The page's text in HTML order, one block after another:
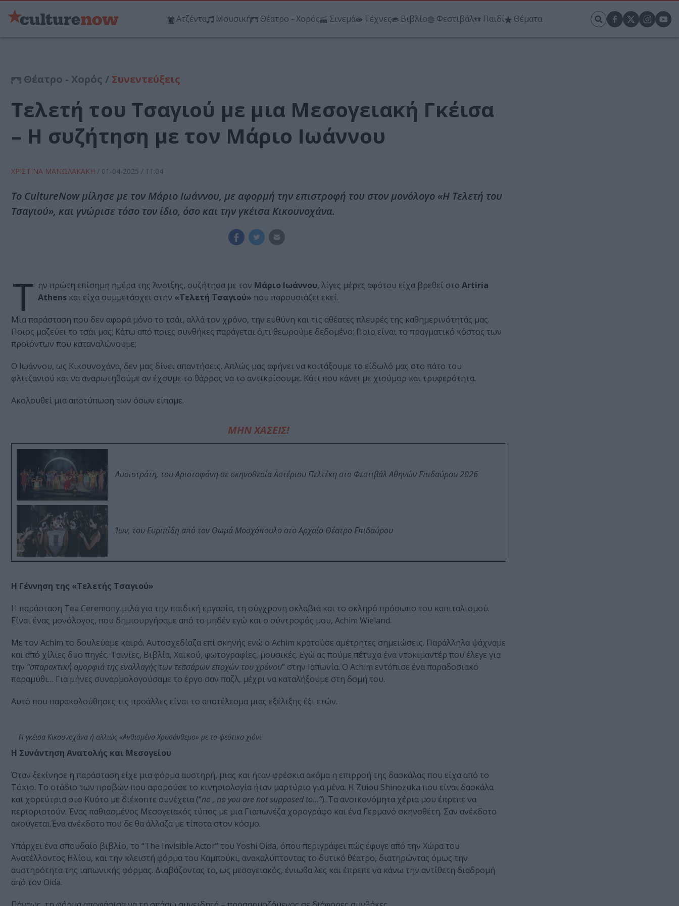
Ατζέντα Μουσική Θέατρο - Χορός Σινεμά Τέχνες Βιβλίο Φεστιβάλ Παιδί Θέματα
Θέατρο - Χορός / Συνεντεύξεις
Τελετή του Τσαγιού με μια Μεσογειακή Γκέισα
– Η συζήτηση με τον Μάριο Ιωάννου
ΧΡΙΣΤΙΝΑ ΜΑΝΩΛΑΚΑΚΗ / 01-04-2025 / 11:04
Το CultureNow μίλησε με τον Μάριο Ιωάννου, με αφορμή την επιστροφή του στον μονόλογο «Η Τελετή του
Τσαγιού», και γνώρισε τόσο τον ίδιο, όσο και την γκέισα Κικουνοχάνα.
Τ ην πρώτη επίσημη ημέρα της Άνοιξης, συζήτησα με τον Μάριο Ιωάννου, λίγες μέρες αφότου είχα βρεθεί στο Artiria
Athens και είχα συμμετάσχει στην «Τελετή Τσαγιού» που παρουσιάζει εκεί.
Μια παράσταση που δεν αφορά μόνο το τσάι, αλλά τον χρόνο, την ευθύνη και τις αθέατες πλευρές της καθημερινότητάς μας.
Ποιος μαζεύει το τσάι μας; Κάτω από ποιες συνθήκες παράγεται ό,τι θεωρούμε δεδομένο; Ποιο είναι το πραγματικό κόστος των
προϊόντων που καταναλώνουμε;
Ο Ιωάννου, ως Κικουνοχάνα, δεν μας δίνει απαντήσεις. Απλώς μας αφήνει να κοιτάξουμε το είδωλό μας στο πάτο του
φλιτζανιού και να αναρωτηθούμε αν έχουμε το θάρρος να το αντικρίσουμε. Κάτι που κάνει με χιούμορ και τρυφερότητα.
Ακολουθεί μια αποτύπωση των όσων είπαμε.
ΜΗΝ ΧΑΣΕΙΣ!
Λυσιστράτη, του Αριστοφάνη σε σκηνοθεσία Αστέριου Πελτέκη στο Φεστιβάλ Αθηνών Επιδαύρου 2026
Ίων, του Ευριπίδη από τον Θωμά Μοσχόπουλο στο Αρχαίο Θέατρο Επιδαύρου
Η Γέννηση της «Τελετής Τσαγιού»
Η παράσταση Tea Ceremony μιλά για την παιδική εργασία, τη σύγχρονη σκλαβιά και το σκληρό πρόσωπο του καπιταλισμού.
Είναι ένας μονόλογος, που δημιουργήσαμε από το μηδέν εγώ και ο σύντροφός μου, Achim Wieland.
Με τον Achim το δουλεύαμε καιρό. Αυτοσχεδίαζα επί σκηνής ενώ ο Αchim κρατούσε αμέτρητες σημειώσεις. Παράλληλα ψάχναμε
και από χίλιες δυο πηγές. Ταινίες, Βιβλία, Χαϊκού, φωτογραφίες, μουσικές. Εγώ ας πούμε πέτυχα ένα ντοκιμαντέρ που έλεγε για
την “σπαρακτική ομορφιά της εναλλαγής των τεσσάρων εποχών του χρόνου” στην Ιαπωνία. Ο Achim εντόπισε ένα παραδοσιακό
παραμύθι… Για μήνες συναρμολογούσαμε το έργο σαν παζλ, μέχρι να καταλήξουμε στη δομή του.
Αυτό που παρακολούθησες τις προάλλες είναι το αποτέλεσμα μιας εξέλιξης έξι ετών.
Η γκέισα Κικουνοχάνα ή αλλιώς «Ανθισμένο Χρυσάνθεμο» με το ψεύτικο χιόνι
Η Συνάντηση Ανατολής και Μεσογείου
Όταν ξεκίνησε η παράσταση είχε μια φόρμα αυστηρή, μιας και ήταν φρέσκια ακόμα η επιρροή της δασκάλας που είχα από το
Τόκιο. Το στάδιο των προβών που αφορούσε το κινησιολογία ήταν μαρτύριο για μένα. Η Zuiou Shinozuka που είναι δασκάλα
και χορεύτρια στο Κυότο με διέκοπτε συνέχεια (“no , no you are not supposed to…”). Τα ανοικονόμητα χέρια μου έπρεπε να
περιοριστούν. Ένας παθιασμένος Μεσογειακός τύπος με μια Γιαπωνέζα χορογράφο και ένα Γερμανό σκηνοθέτη. Σαν ανέκδοτο
ακούγεται.Ένα ανέκδοτο που δε θα άλλαζα με τίποτα στον κόσμο.
Υπάρχει ένα σπουδαίο βιβλίο, το “The Invisible Actor” του Yoshi Oida, όπου περιγράφει πώς έφυγε από την Χώρα του
Ανατέλλοντος Ηλίου, και την κλειστή φόρμα του Καμπούκι, ανακαλύπτοντας το δυτικό θέατρο, διατηρώντας όμως την
αυστηρότητα της ιαπωνικής φόρμας. Διαβάζοντας το, ως μεσογειακός, ένιωθα λες και έπρεπε να κάνω την αντίθετη διαδρομή
από τον Oida.